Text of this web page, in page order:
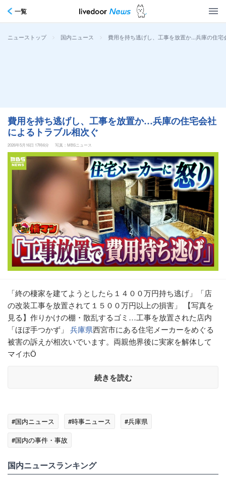
一覧
ニューストップ > 国内ニュース > 費用を持ち逃げし、工事を放置か…兵庫の住宅
費用を持ち逃げし、工事を放置か…兵庫の住宅会社
によるトラブル相次ぐ
2026年5月16日 17時6分 写真：MBSニュース
「終の棲家を建てようとしたら１４００万円持ち逃げ」「店
の改装工事を放置されて１５００万円以上の損害」 【写真を
見る】作りかけの棚・散乱するゴミ…工事を放置された店内
「ほぼ手つかず」 兵庫県西宮市にある住宅メーカーをめぐる
被害の訴えが相次いでいます。両親他界後に実家を解体して
マイホӦ
続きを読む
#国内ニュース #時事ニュース
#兵庫県
#国内の事件・事故
国内ニュースランキング